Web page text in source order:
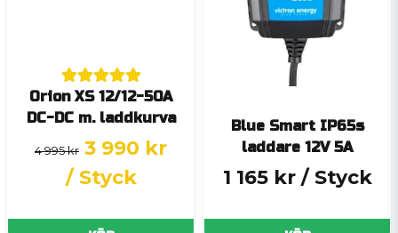
Orion XS 12/12-50A
DC-DC m. laddkurva
4 995 kr 3 990 kr
/ Styck
Blue Smart IP65s
laddare 12V 5A
1 165 kr / Styck